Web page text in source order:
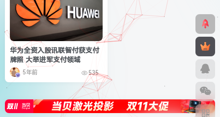
华为全资入股讯联智付获支付
牌照 大举进军支付领域
5年前 535